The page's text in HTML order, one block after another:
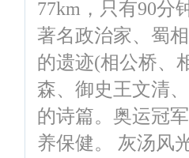
77km，只有90
著名政治家、蜀
的遗迹(相公桥、
森、御史王文清
的诗篇。奥运冠
养保健。 灰汤风